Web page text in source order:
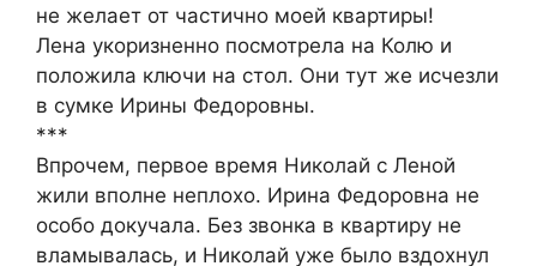
не желает от частично моей квартиры!
Лена укоризненно посмотрела на Колю и
положила ключи на стол. Они тут же исчезли
в сумке Ирины Федоровны.
***
Впрочем, первое время Николай с Леной
жили вполне неплохо. Ирина Федоровна не
особо докучала. Без звонка в квартиру не
вламывалась, и Николай уже было вздохнул